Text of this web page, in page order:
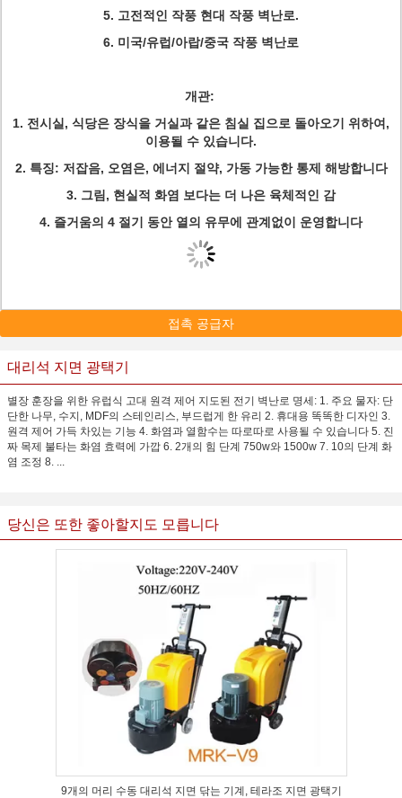
5. 고전적인 작풍 현대 작풍 벽난로.
6. 미국/유럽/아랍/중국 작풍 벽난로
개관:
1. 전시실, 식당은 장식을 거실과 같은 침실 집으로 돌아오기 위하여,
이용될 수 있습니다.
2. 특징: 저잡음, 오염은, 에너지 절약, 가동 가능한 통제 해방합니다
3. 그림, 현실적 화염 보다는 더 나은 육체적인 감
4. 즐거움의 4 절기 동안 열의 유무에 관계없이 운영합니다
접촉 공급자
대리석 지면 광택기
별장 훈장을 위한 유럽식 고대 원격 제어 지도된 전기 벽난로 명세: 1. 주요 물자: 단
단한 나무, 수지, MDF의 스테인리스, 부드럽게 한 유리 2. 휴대용 똑똑한 디자인 3.
원격 제어 가득 차있는 기능 4. 화염과 열함수는 따로따로 사용될 수 있습니다 5. 진
짜 목제 불타는 화염 효력에 가깝 6. 2개의 힘 단계 750w와 1500w 7. 10의 단계 화
염 조정 8. ...
당신은 또한 좋아할지도 모릅니다
9개의 머리 수동 대리석 지면 닦는 기계, 테라조 지면 광택기